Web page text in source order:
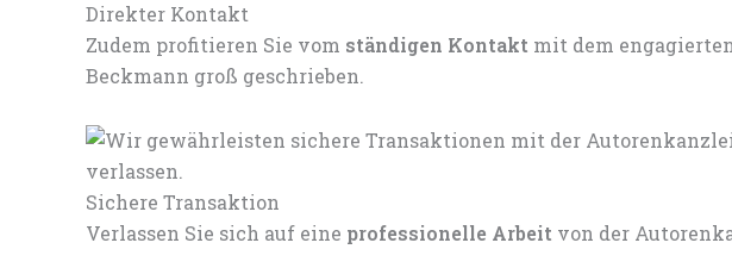
Direkter Kontakt
Zudem profitieren Sie vom ständigen Kontakt mit dem engagierten
Beckmann groß geschrieben.
Sichere Transaktion
Verlassen Sie sich auf eine professionelle Arbeit von der